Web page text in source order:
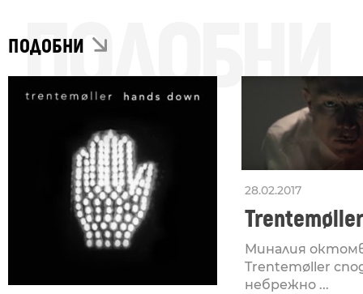
ПОДОБНИ
ПОДОБНИ
28.02.2017
Миналия
Trentemøller
небрежно ...